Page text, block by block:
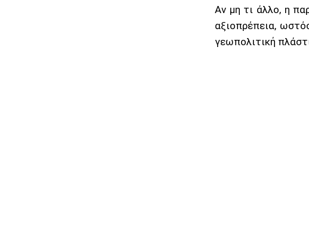
Αν μη τι άλλο, η
αξιοπρέπεια,
γεωπολιτική